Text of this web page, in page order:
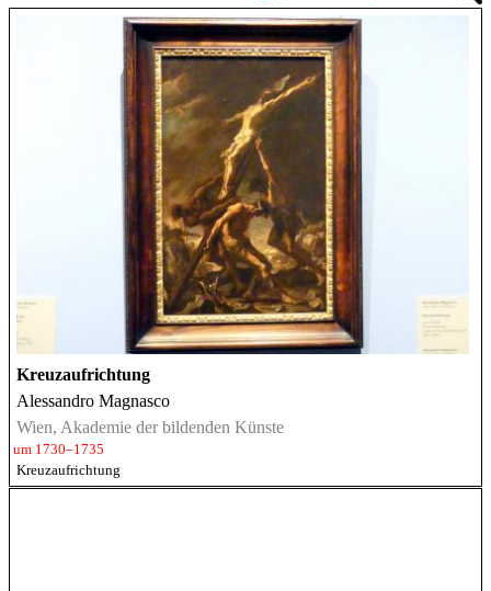
Kreuzaufrichtung
Alessandro Magnasco
Wien, Akademie der bildenden Künste
um 1730–1735
Kreuzaufrichtung